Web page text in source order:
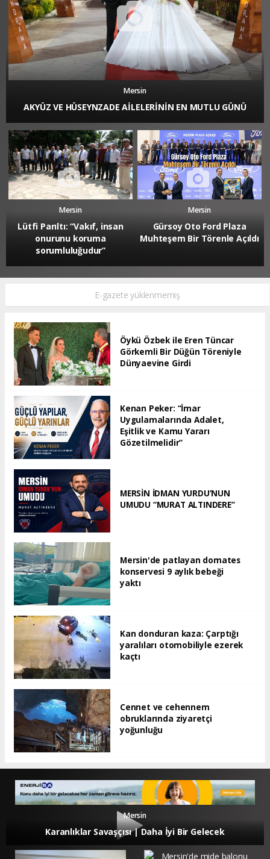
Mersin
AKYÜZ VE HÜSEYNZADE AİLELERİNİN EN MUTLU GÜNÜ
Mersin
Lütfi Parıltı: “Vakıf, insan
onurunu koruma
sorumluluğudur”
Mersin
Gürsoy Oto Ford Plaza
Muhteşem Bir Törenle Açıldı
E-gazete yüklenmemiş
Öykü Özbek ile Eren Tüncar
Görkemli Bir Düğün Töreniyle
Dünyaevine Girdi
Kenan Peker: “İmar
Uygulamalarında Adalet,
Eşitlik ve Kamu Yararı
Gözetilmelidir”
MERSİN İDMAN YURDU’NUN
UMUDU “MURAT ALTINDERE”
Mersin'de patlayan domates
konservesi 9 aylık bebeği
yaktı
Kan donduran kaza: Çarptığı
yaralıları otomobiliyle ezerek
kaçtı
Cennet ve cehennem
obruklarında ziyaretçi
yoğunluğu
Mersin
Karanlıklar Savaşçısı | Daha İyi Bir Gelecek